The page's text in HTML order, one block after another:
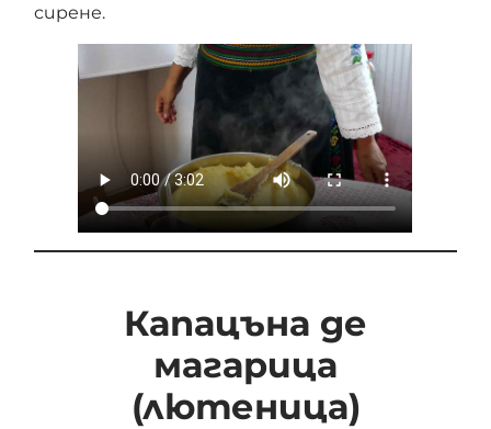
сирене.
Капацъна де
магарица
(лютеница)